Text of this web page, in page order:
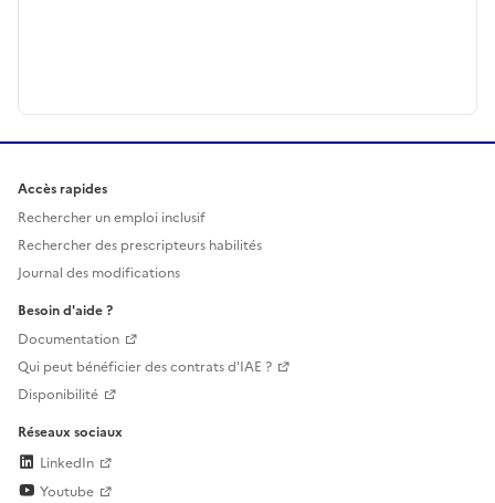
Accès rapides
Rechercher un emploi inclusif
Rechercher des prescripteurs habilités
Journal des modifications
Besoin d'aide ?
Documentation
Qui peut bénéficier des contrats d'IAE ?
Disponibilité
Réseaux sociaux
LinkedIn
Youtube